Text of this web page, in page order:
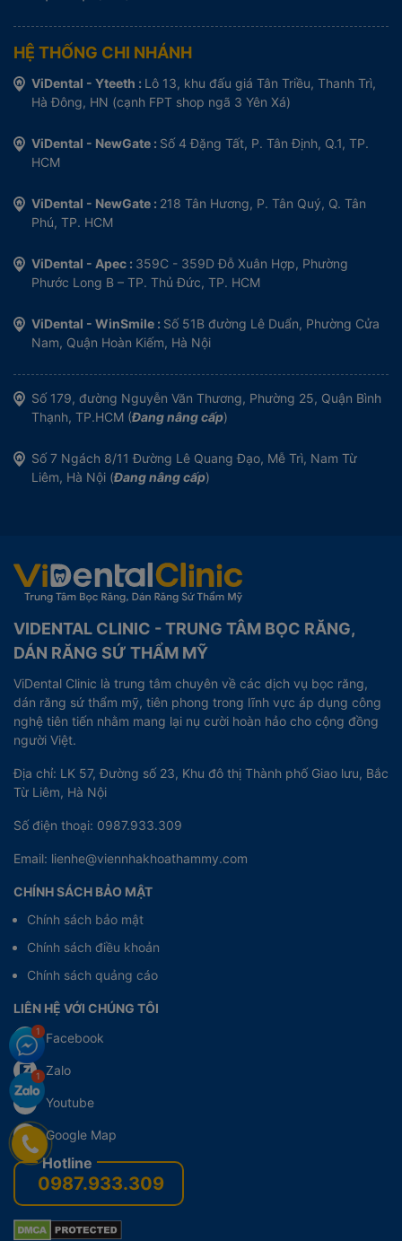
HỆ THỐNG CHI NHÁNH
ViDental - Yteeth : Lô 13, khu đấu giá Tân Triều, Thanh Trì,
Hà Đông, HN (cạnh FPT shop ngã 3 Yên Xá)
ViDental - NewGate : Số 4 Đặng Tất, P. Tân Định, Q.1, TP.
HCM
ViDental - NewGate : 218 Tân Hương, P. Tân Quý, Q. Tân
Phú, TP. HCM
ViDental - Apec : 359C - 359D Đỗ Xuân Hợp, Phường
Phước Long B – TP. Thủ Đức, TP. HCM
ViDental - WinSmile : Số 51B đường Lê Duẩn, Phường Cửa
Nam, Quận Hoàn Kiếm, Hà Nội
Số 179, đường Nguyễn Văn Thương, Phường 25, Quận Bình
Thạnh, TP.HCM (Đang nâng cấp)
Số 7 Ngách 8/11 Đường Lê Quang Đạo, Mễ Trì, Nam Từ
Liêm, Hà Nội (Đang nâng cấp)
VIDENTAL CLINIC - TRUNG TÂM BỌC RĂNG,
DÁN RĂNG SỨ THẨM MỸ
ViDental Clinic là trung tâm chuyên về các dịch vụ bọc răng,
dán răng sứ thẩm mỹ, tiên phong trong lĩnh vực áp dụng công
nghệ tiên tiến nhằm mang lại nụ cười hoàn hảo cho cộng đồng
người Việt.
Địa chỉ: LK 57, Đường số 23, Khu đô thị Thành phố Giao lưu, Bắc
Từ Liêm, Hà Nội
Số điện thoại: 0987.933.309
Email: lienhe@viennhakhoathammy.com
CHÍNH SÁCH BẢO MẬT
Chính sách bảo mật
Chính sách điều khoản
Chính sách quảng cáo
LIÊN HỆ VỚI CHÚNG TÔI
Facebook
Zalo
Youtube
Google Map
0987.933.309